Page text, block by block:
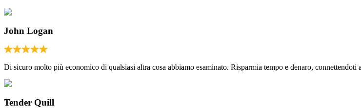
John Logan
Di sicuro molto più economico di qualsiasi altra cosa abbiamo esaminato. Risparmia tempo e denaro, connettendoti
Tender Quill